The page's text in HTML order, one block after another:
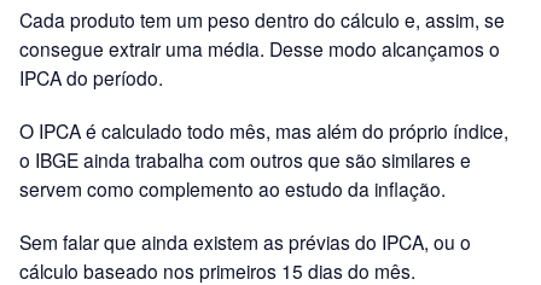
Cada produto tem um peso dentro do cálculo e, assim, se
consegue extrair uma média. Desse modo alcançamos o
IPCA do período.
O IPCA é calculado todo mês, mas além do próprio índice,
o IBGE ainda trabalha com outros que são similares e
servem como complemento ao estudo da inflação.
Sem falar que ainda existem as prévias do IPCA, ou o
cálculo baseado nos primeiros 15 dias do mês.